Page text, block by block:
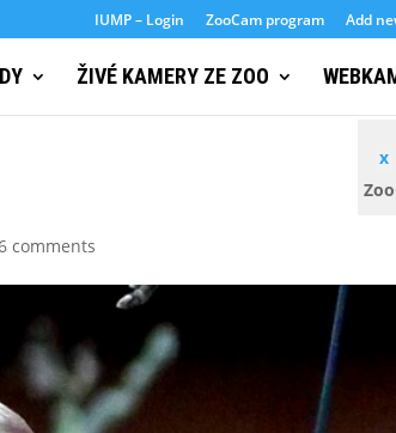
IUMP – Login ZooCam program Add
ŽIVÉ KAMERY ZE ZOO
comments
x